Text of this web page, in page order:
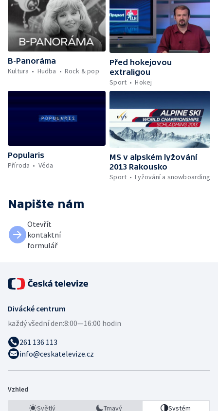
B-Panoráma
Kultura
Hudba Rock & pop
Před hokejovou
extraligou
Sport
Hokej
Popularis
Příroda
Věda
MS v alpském lyžování
2013 Rakousko
Sport
Lyžování a snowboarding
Napište nám
Otevřít
kontaktní
formulář
Divácké centrum
každý všední den:8:00—16:00 hodin
261 136 113
info@ceskatelevize.cz
Vzhled
Světlý Tmavý Systém